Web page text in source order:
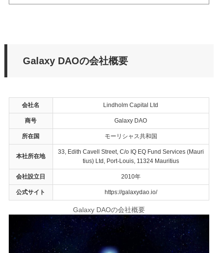
Galaxy DAOの会社概要
会社名 Lindholm Capital Ltd
商号 Galaxy DAO
所在国 モーリシャス共和国
本社所在地
33, Edith Cavell Street, C/o IQ EQ Fund Services (Mauri
tius) Ltd, Port-Louis, 11324 Mauritius
会社設立日 2010年
公式サイト https://galaxydao.io/
Galaxy DAOの会社概要